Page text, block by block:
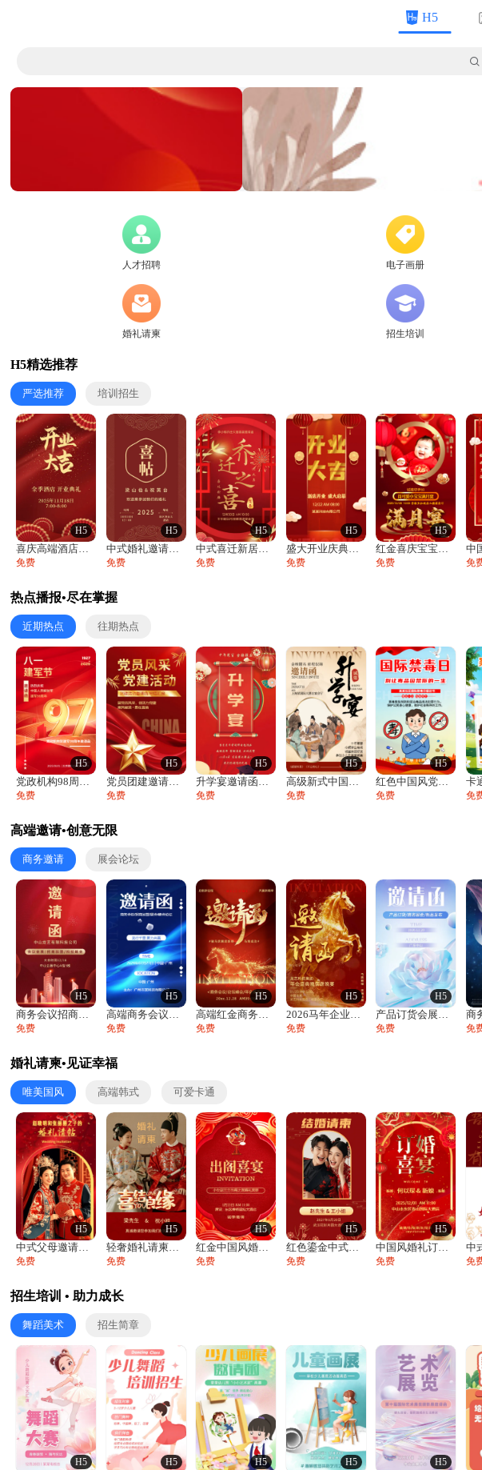
H5

人才招聘 电子画册
婚礼请柬 招生培训
H5精选推荐
严选推荐 培训招生
H5
喜庆高端酒店开业大吉邀请函
免费
H5
中式婚礼邀请函中国风传统复古婚礼请柬请帖
免费
H5
中式喜迁新居乔迁之喜邀请函宴会请帖
免费
H5
盛大开业庆典活动开业活动邀请函
免费
H5
红金喜庆宝宝满月宴邀请函百日宴满月酒周岁
免费 免
热点播报•尽在掌握
近期热点 往期热点
H5
党政机构98周年八一建军节庆祝晚会活动邀
免费
H5
党员团建邀请函党建活动风采党会工作汇报总
免费
H5
升学宴邀请函喜报金榜题名高端谢师宴邀请函
免费
H5
高级新式中国风升学宴谢师宴入学答谢宴邀请
免费
H5
红色中国风党政邀请函政府公益党建活动宣传
免费 免
高端邀请•创意无限
商务邀请 展会论坛
H5
商务会议招商展会科技峰会邀请函年会邀请
免费
H5
高端商务会议招商加盟展会峰会论坛邀请函
免费
H5
高端红金商务会议年会年终盛典答谢邀请函
免费
H5
2026马年企业年会盛典颁奖典礼答邀请函
免费
H5
产品订货会展会发布会邀请函
免费 免
婚礼请柬•见证幸福
唯美国风 高端韩式 可爱卡通
H5
中式父母邀请函婚礼结婚请柬请贴父母邀请方
免费
H5
轻奢婚礼请柬婚礼邀请函结婚照请帖
免费
H5
红金中国风婚礼请柬出阁喜宴嫁女请帖出阁宴
免费
H5
红色鎏金中式喜庆唯美中国风结婚请柬邀请函
免费
H5
中国风婚礼订婚宴邀请函订婚请柬订婚喜宴
免费 免
招生培训 • 助力成长
舞蹈美术 招生简章
H5 H5 H5 H5 H5